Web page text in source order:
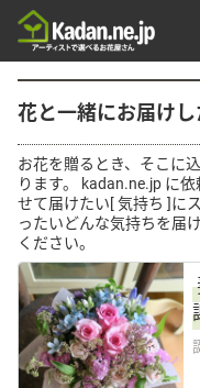
お
最
ア
届
会員
花と一緒にお届け
お花を贈るとき、そこに
ります。 kadan.ne.jp に
せて届けたい[ 気持ち ]に
ったいどんな気持ちを届
ください。